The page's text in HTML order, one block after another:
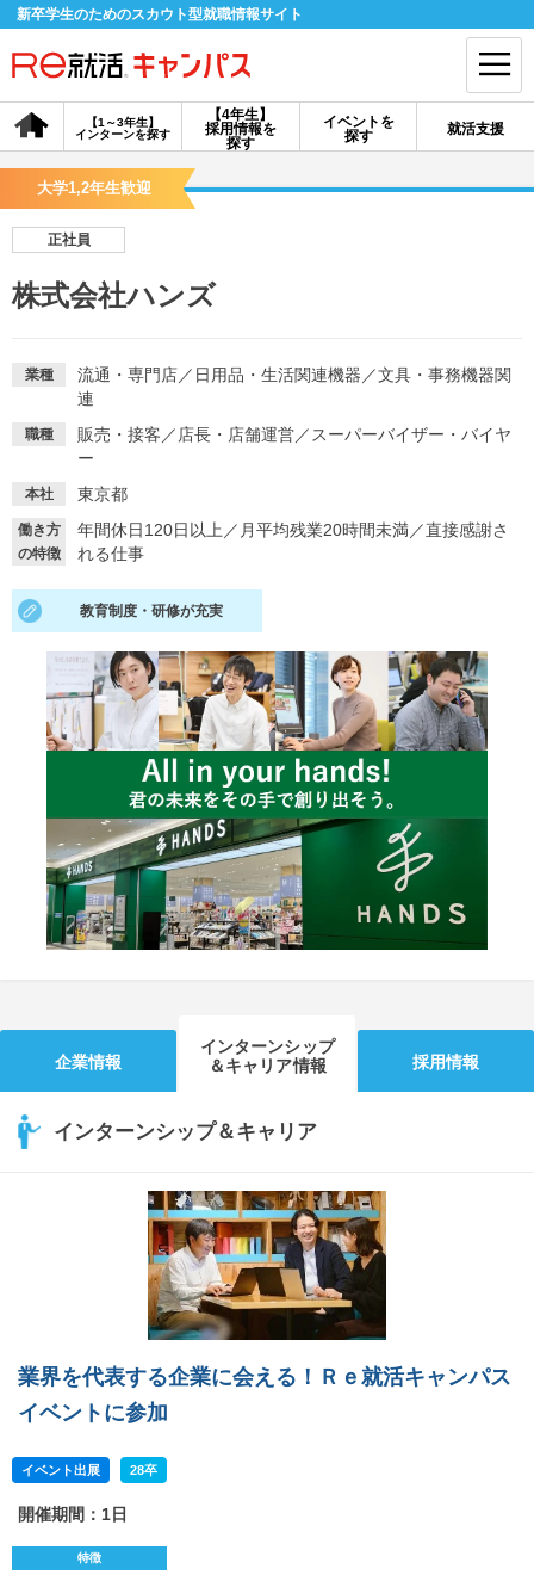
新卒学生のためのスカウト型就職情報サイト
【4年生】
採用情報を
探す
【1～3年生】
インターンを探す
イベントを
探す
就活支援
会員登録 ログイン
探す
イベントを探す スカウト お知らせ
就活ノウハウが満載！
適職診断
あなたに合う仕事を診断！
就活チャンネル
動画で対策講座をチェック
就活ニュースペーパー
就活時事ニュースを更新
よくある質問
不明点があればこちら
大学1,2年生歓迎
正社員
株式会社ハンズ
業種 流通・専門店／ 日用品・生活関連機器 ／文具・事務機器関
連
職種 販売・接客 ／ 店長・店舗運営／ スーパーバイザー・バイヤ
ー
本社 東京都
働き方
の特徴
年間休日120日以上 ／ 月平均残業20時間未満／直接感謝さ
れる仕事
教育制度・研修が充実
企業情報
インターンシップ
＆キャリア情報
採用情報
インターンシップ＆キャリア
業界を代表する企業に会える！Ｒｅ就活キャンパス
イベントに参加
イベント出展 28卒
開催期間：1日
特徴